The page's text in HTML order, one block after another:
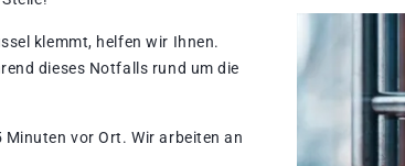
klemmt, helfen wir Ihnen.
dieses Notfalls rund um die
vor Ort. Wir arbeiten an